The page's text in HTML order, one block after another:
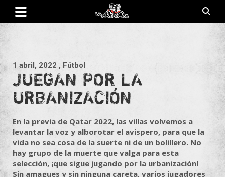
Saltar
contenido
1 abril, 2022 , Fútbol
JUEGAN POR LA
URBANIZACIÓN
En la previa de Qatar 2022, las villas volvemos a
levantar la voz y alborotar el avispero, para que la
vida no sea cosa de la suerte ni de un bolillero. No
hay grupo de la muerte que valga para esta
selección, ¡que sigue jugando por la urbanización!
Sin amagues y sin ninguna careta, varios jugadores